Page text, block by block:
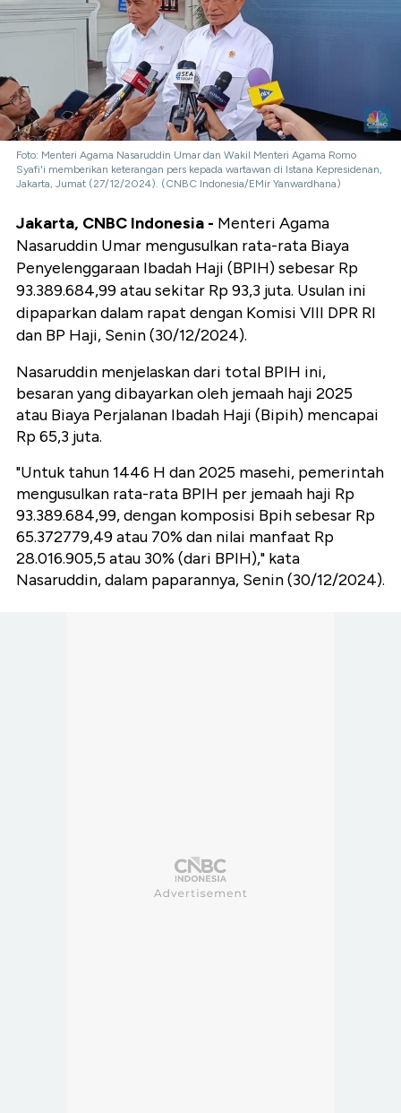
Foto: Menteri Agama Nasaruddin Umar dan Wakil Menteri Agama Romo
Syafi'i memberikan keterangan pers kepada wartawan di Istana Kepresidenan,
Jakarta, Jumat (27/12/2024). (CNBC Indonesia/EMir Yanwardhana)
Jakarta, CNBC Indonesia - Menteri Agama
Nasaruddin Umar mengusulkan rata-rata Biaya
Penyelenggaraan Ibadah Haji (BPIH) sebesar Rp
93.389.684,99 atau sekitar Rp 93,3 juta. Usulan ini
dipaparkan dalam rapat dengan Komisi VIII DPR RI
dan BP Haji, Senin (30/12/2024).
Nasaruddin menjelaskan dari total BPIH ini,
besaran yang dibayarkan oleh jemaah haji 2025
atau Biaya Perjalanan Ibadah Haji (Bipih) mencapai
Rp 65,3 juta.
"Untuk tahun 1446 H dan 2025 masehi, pemerintah
mengusulkan rata-rata BPIH per jemaah haji Rp
93.389.684,99, dengan komposisi Bpih sebesar Rp
65.372779,49 atau 70% dan nilai manfaat Rp
28.016.905,5 atau 30% (dari BPIH)," kata
Nasaruddin, dalam paparannya, Senin (30/12/2024).